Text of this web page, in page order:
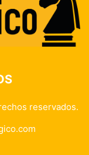
reservados.